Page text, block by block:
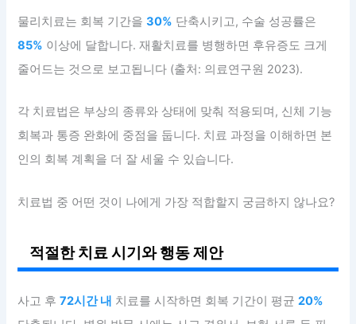
물리치료는 회복 기간을30% 단축시키고, 수술 성공률은
85% 이상에 달합니다. 재활치료를 병행하면 후유증도 크게
줄어드는 것으로 보고됩니다 (출처: 의료연구원 2023).
각 치료법은 부상의 종류와 상태에 맞춰 적용되며, 신체 기능
회복과 통증 완화에 중점을 둡니다. 치료 과정을 이해하면 본
인의 회복 계획을 더 잘 세울 수 있습니다.
치료법 중 어떤 것이 나에게 가장 적합할지 궁금하지 않나요?
적절한 치료 시기와 행동 제안
사고 후72시간 내 치료를 시작하면 회복 기간이 평균20%